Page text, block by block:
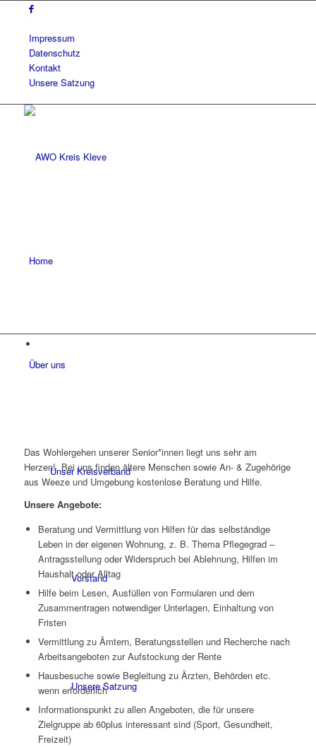
Impressum
Datenschutz
Kontakt
Unsere Satzung
Home
Über uns
Unser Kreisverband
Vorstand
Unsere Satzung
Das Wohlergehen unserer Senior*innen liegt uns sehr am
Herzen! Bei uns finden ältere Menschen sowie An- & Zugehörige
aus Weeze und Umgebung kostenlose Beratung und Hilfe.
Unsere Angebote:
Beratung und Vermittlung von Hilfen für das selbständige
Leben in der eigenen Wohnung, z. B. Thema Pflegegrad –
Antragsstellung oder Widerspruch bei Ablehnung, Hilfen im
Haushalt oder Alltag
Hilfe beim Lesen, Ausfüllen von Formularen und dem
Zusammentragen notwendiger Unterlagen, Einhaltung von
Fristen
Vermittlung zu Ämtern, Beratungsstellen und Recherche nach
Arbeitsangeboten zur Aufstockung der Rente
Hausbesuche sowie Begleitung zu Ärzten, Behörden etc.
wenn erforderlich
Informationspunkt zu allen Angeboten, die für unsere
Zielgruppe ab 60plus interessant sind (Sport, Gesundheit,
Freizeit)